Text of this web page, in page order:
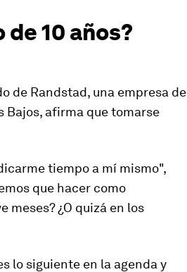
10 años?
de Randstad, una empresa de
Bajos, afirma que tomarse
tiempo a mí mismo",
que hacer como
meses? ¿O quizá en los
lo siguiente en la agenda y